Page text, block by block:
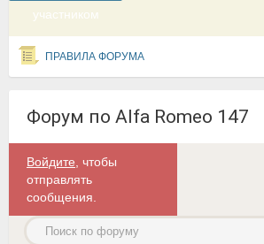
участником
ПРАВИЛА ФОРУМА
Форум по Alfa Romeo 147
Войдите , чтобы
отправлять
сообщения.